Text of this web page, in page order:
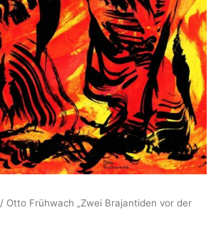
/ Otto Frühwach „Zwei Brajantiden vor der